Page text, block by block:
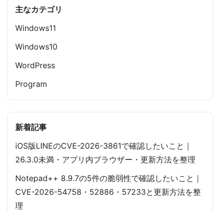
主なカテゴリ
Windows11
Windows10
WordPress
Program
新着記事
iOS版LINEのCVE-2026-3861で確認したいこと｜
26.3.0未満・アプリ内ブラウザー・更新方法を整理
Notepad++ 8.9.7の5件の脆弱性で確認したいこと｜
CVE-2026-54758・52886・57233と更新方法を整
理